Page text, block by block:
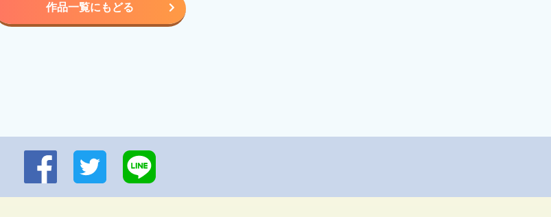
作品一覧にもどる